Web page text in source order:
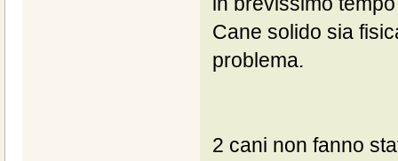
Cane solido sia
problema.
2 cani non fanno